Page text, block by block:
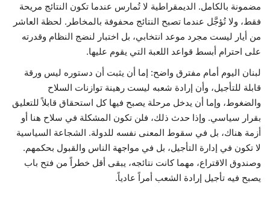
مضمونة بالكامل. الديمقراطية لا تُمارس عندما تكون النتائج مريحة
فقط، ولا تُؤجَّل عندما تصبح النتائج محفوفة بالمخاطر. لحظة العاشر
من أيار ليست مجرد موعد انتخابي، بل اختبار لنضج النظام وقدرته
على احترام أبسط قواعد اللعبة التي يقوم عليها.
لبنان اليوم أمام مفترق واضح: إما أن يثبت أن دستوره ليس ورقة
قابلة للتأجيل، وأن إرادة شعبه ليست رهينة توازنات السلاح
والضغوط، وإما أن يدخل مرحلة يصبح فيها كل استحقاق قابلاً للتعليق
بقرار سياسي. وإذا حدث ذلك، فلن تكون المشكلة في سلاح هنا أو
أزمة هناك، بل في سقوط المعنى نفسه للدولة. الشجاعة السياسية
لا تكون في إدارة التأجيل، بل في مواجهة الناس والقبول بحكمهم.
وصندوق الاقتراع، مهما كانت نتائجه، يبقى أقل خطراً من فتح باب
يصبح فيه تأجيل إرادة الشعب أمراً عادياً.